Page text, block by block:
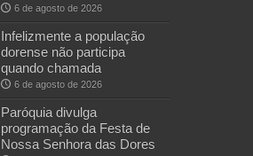
6 de agosto de 2026
Infelizmente a população
dorense não participa
quando chamada
6 de agosto de 2026
Paróquia divulga
programação da Festa de
Nossa Senhora das Dores